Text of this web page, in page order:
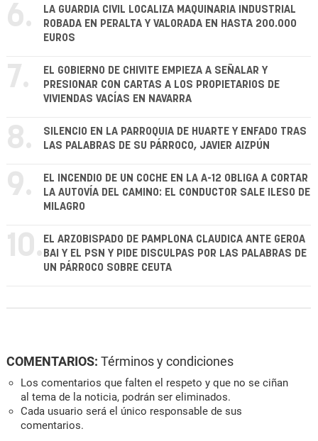
6.
LA GUARDIA CIVIL LOCALIZA MAQUINARIA INDUSTRIAL
ROBADA EN PERALTA Y VALORADA EN HASTA 200.000
EUROS
7.
EL GOBIERNO DE CHIVITE EMPIEZA A SEÑALAR Y
PRESIONAR CON CARTAS A LOS PROPIETARIOS DE
VIVIENDAS VACÍAS EN NAVARRA
8.
SILENCIO EN LA PARROQUIA DE HUARTE Y ENFADO TRAS
LAS PALABRAS DE SU PÁRROCO, JAVIER AIZPÚN
9.
EL INCENDIO DE UN COCHE EN LA A-12 OBLIGA A CORTAR
LA AUTOVÍA DEL CAMINO: EL CONDUCTOR SALE ILESO DE
MILAGRO
10. EL ARZOBISPADO DE PAMPLONA CLAUDICA ANTE GEROA
BAI Y EL PSN Y PIDE DISCULPAS POR LAS PALABRAS DE
UN PÁRROCO SOBRE CEUTA
COMENTARIOS: Términos y condiciones
Los comentarios que falten el respeto y que no se ciñan
al tema de la noticia, podrán ser eliminados.
Cada usuario será el único responsable de sus
comentarios.